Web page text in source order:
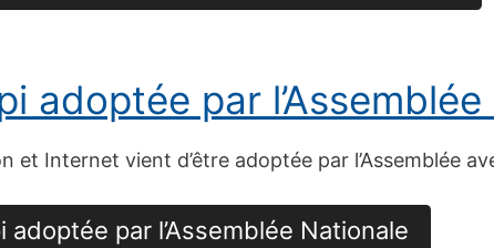
adoptée par
et Internet vient d’être adoptée par l’Assemblée
adoptée par l’Assemblée Nationale